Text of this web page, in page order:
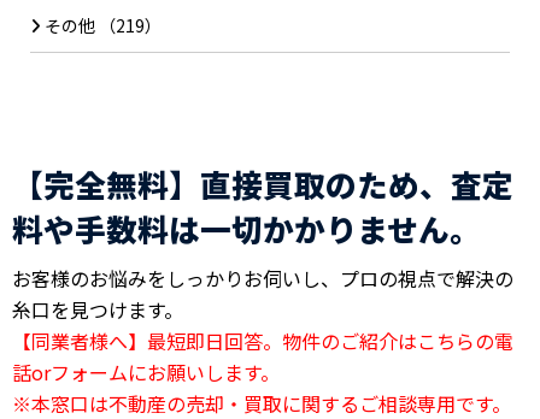
その他 （219）
【完全無料】直接買取のため、査定
料や手数料は一切かかりません。
お客様のお悩みをしっかりお伺いし、プロの視点で解決の
糸口を見つけます。
【同業者様へ】最短即日回答。物件のご紹介はこちらの電
話orフォームにお願いします。
※本窓口は不動産の売却・買取に関するご相談専用です。